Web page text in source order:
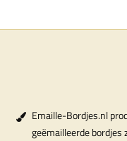
Emaille-Bordjes.nl
geëmailleerde